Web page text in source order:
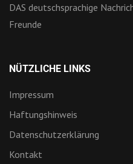
DAS deutschsprachige
Freunde
NÜTZLICHE LINKS
Impressum
Haftungshinweis
Datenschutzerklärung
Kontakt